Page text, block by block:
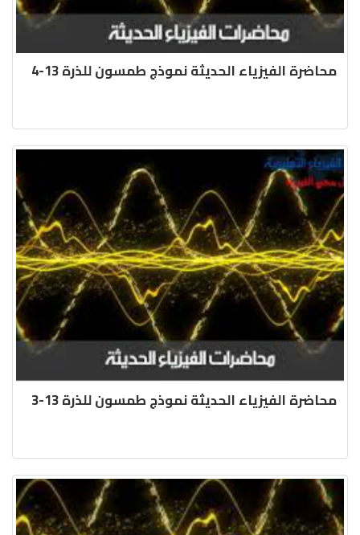
محاضرة الفيزياء الحديثة نموذج طمسون للذرة 13-4
محاضرة الفيزياء الحديثة نموذج طمسون للذرة 13-3